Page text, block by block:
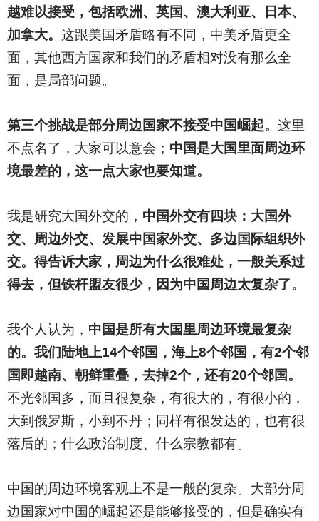
越难以接受，包括欧洲、英国、澳大利亚、日本、
加拿大。 这跟美国矛盾略有不同，中美矛盾更全
面，其他西方国家和我们的矛盾相对没有那么全
面，是局部问题。
第三个挑战是部分周边国家不接受中国崛起。 这里
不点名了，大家可以意会； 中国是大国里面周边环
境最差的，这一点大家也要知道。
我是研究大国外交的， 中国外交有四块：大国外
交、周边外交、发展中国家外交、多边国际组织外
交。得告诉大家，周边为什么很难处，一般关系过
得去，但铁杆盟友很少，因为中国周边太复杂了。
我个人认为， 中国是所有大国里周边环境最复杂
的。我们陆地上14个邻国，海上8个邻国，有2个邻
国即越南、朝鲜重叠，去掉2个，还有20个邻国。
不光邻国多，而且很复杂，有很大的，有很小的，
大到俄罗斯，小到不丹；同样有很发达的，也有很
落后的；什么政治制度、什么宗教都有。
中国的周边环境客观上不是一般的复杂。大部分周
边国家对中国的崛起还是能够接受的，但是确实有